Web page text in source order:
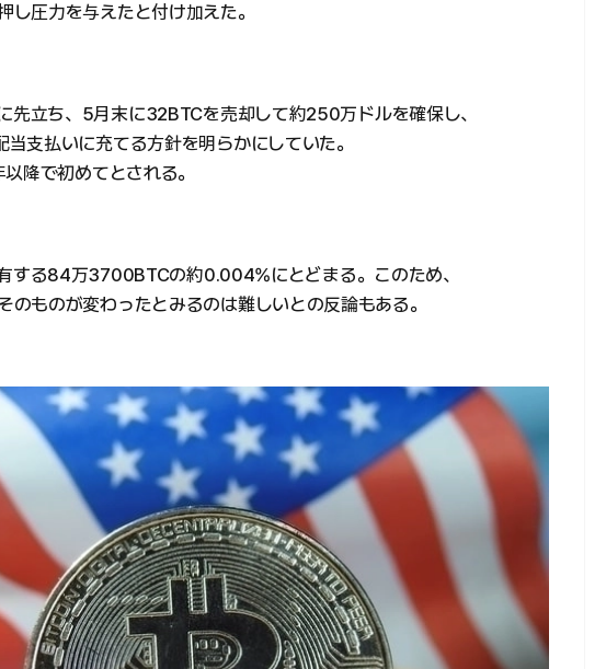
し圧力を与えたと付け加えた。
先立ち、5月末に32BTCを売却して約250万ドルを確保し、
支払いに充てる方針を明らかにしていた。
降で初めてとされる。
する84万3700BTCの約0.004%にとどまる。このため、
のものが変わったとみるのは難しいとの反論もある。